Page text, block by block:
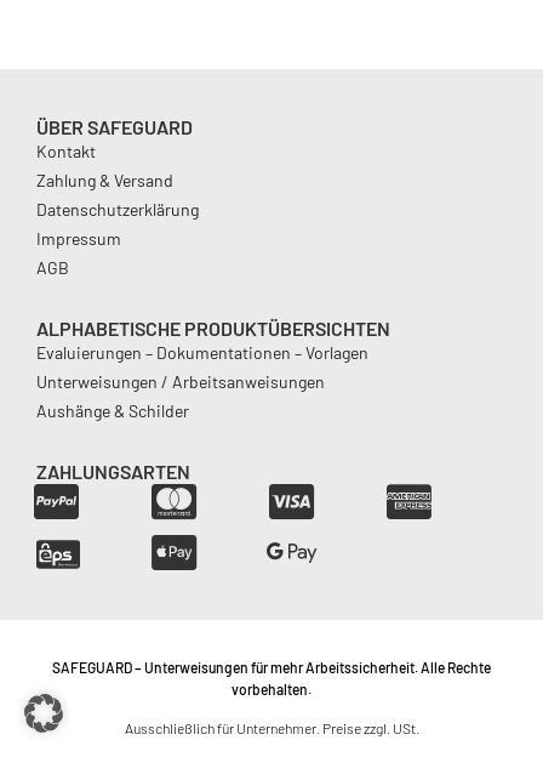
ÜBER SAFEGUARD
Kontakt
Zahlung & Versand
Datenschutzerklärung
Impressum
AGB
ALPHABETISCHE PRODUKTÜBERSICHTEN
Evaluierungen – Dokumentationen – Vorlagen
Unterweisungen / Arbeitsanweisungen
Aushänge & Schilder
ZAHLUNGSARTEN
SAFEGUARD – Unterweisungen für mehr Arbeitssicherheit. Alle Rechte
vorbehalten.
Ausschließlich für Unternehmer. Preise zzgl. USt.